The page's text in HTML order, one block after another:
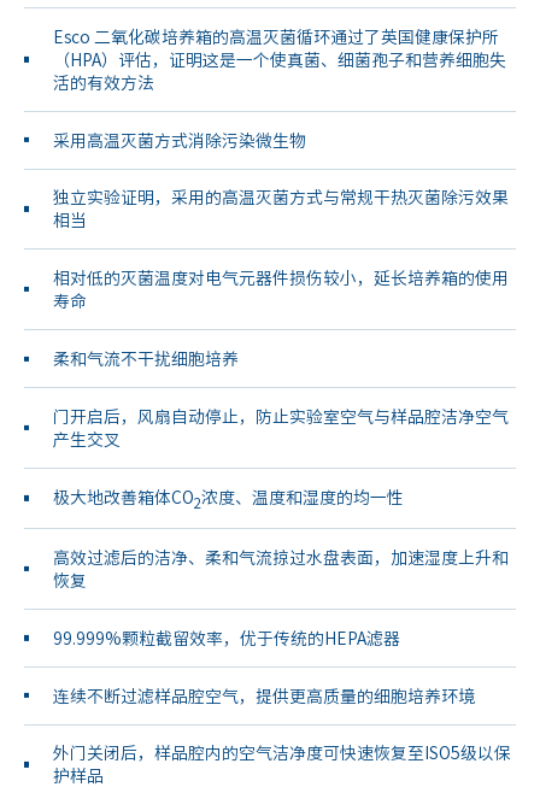
Esco 二氧化碳培养箱的高温灭菌循环通过了英国健康保护所
（HPA）评估，证明这是一个使真菌、细菌孢子和营养细胞失
活的有效方法
采用高温灭菌方式消除污染微生物
独立实验证明，采用的高温灭菌方式与常规干热灭菌除污效果
相当
相对低的灭菌温度对电气元器件损伤较小，延长培养箱的使用
寿命
柔和气流不干扰细胞培养
门开启后，风扇自动停止，防止实验室空气与样品腔洁净空气
产生交叉
极大地改善箱体CO2浓度、温度和湿度的均一性
高效过滤后的洁净、柔和气流掠过水盘表面，加速湿度上升和
恢复
99.999%颗粒截留效率，优于传统的HEPA滤器
连续不断过滤样品腔空气，提供更高质量的细胞培养环境
外门关闭后，样品腔内的空气洁净度可快速恢复至ISO5级以保
护样品